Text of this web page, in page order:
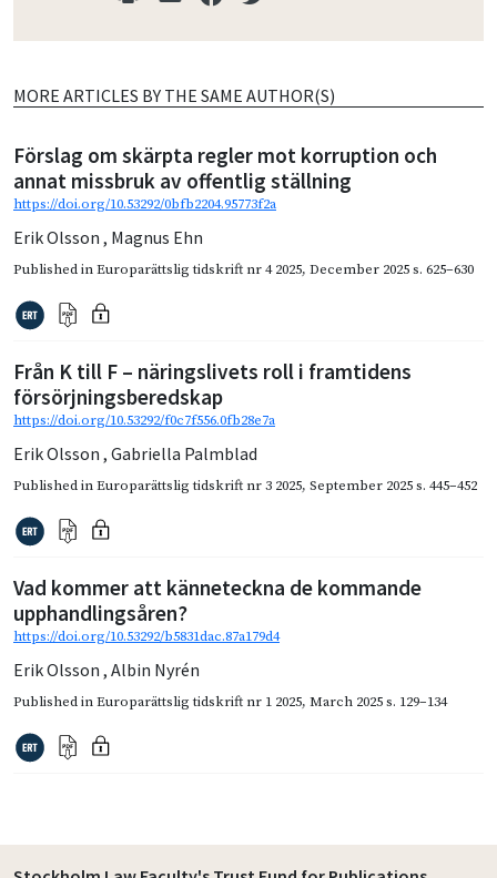
MORE ARTICLES BY THE SAME AUTHOR(S)
Förslag om skärpta regler mot korruption och
annat missbruk av offentlig ställning
https://doi.org/10.53292/0bfb2204.95773f2a
Erik Olsson , Magnus Ehn
Published inEuroparättslig tidskrift nr 4 2025, December 2025s. 625–630
Från K till F – näringslivets roll i framtidens
försörjningsberedskap
https://doi.org/10.53292/f0c7f556.0fb28e7a
Erik Olsson , Gabriella Palmblad
Published inEuroparättslig tidskrift nr 3 2025, September 2025s. 445–452
Vad kommer att känneteckna de kommande
upphandlingsåren?
https://doi.org/10.53292/b5831dac.87a179d4
Erik Olsson , Albin Nyrén
Published inEuroparättslig tidskrift nr 1 2025, March 2025s. 129–134